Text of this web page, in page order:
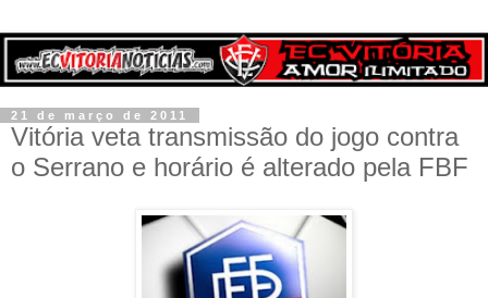
21 de março de 2011
Vitória veta transmissão do jogo contra
o Serrano e horário é alterado pela FBF